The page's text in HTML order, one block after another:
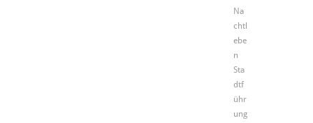
Na
chtl
ebe
n
Sta
dtf
ühr
ung